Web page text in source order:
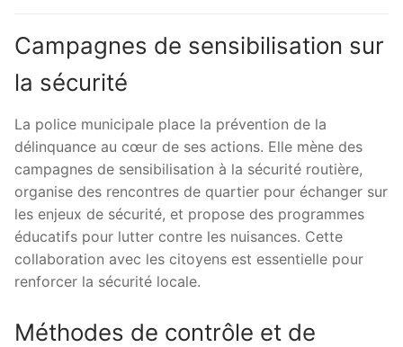
Campagnes de sensibilisation sur
la sécurité
La police municipale place la prévention de la
délinquance au cœur de ses actions. Elle mène des
campagnes de sensibilisation à la sécurité routière,
organise des rencontres de quartier pour échanger sur
les enjeux de sécurité, et propose des programmes
éducatifs pour lutter contre les nuisances. Cette
collaboration avec les citoyens est essentielle pour
renforcer la sécurité locale.
Méthodes de contrôle et de